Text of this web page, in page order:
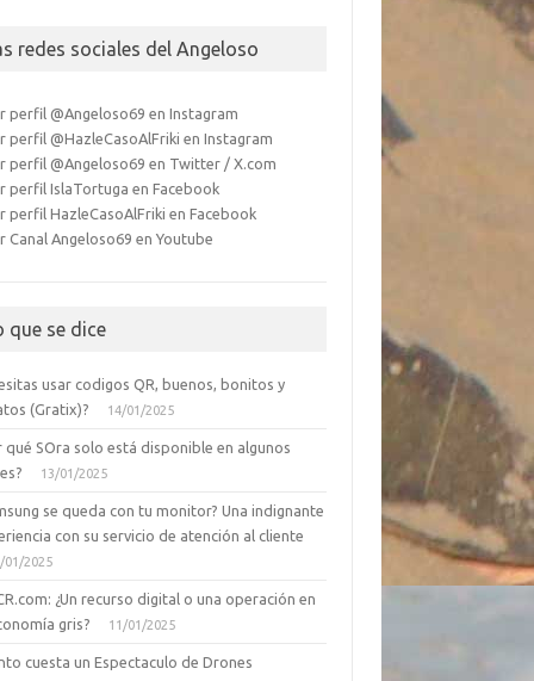
redes sociales del Angeloso
perfil @Angeloso69 en Instagram
perfil @HazleCasoAlFriki en Instagram
perfil @Angeloso69 en Twitter / X.com
perfil IslaTortuga en Facebook
perfil HazleCasoAlFriki en Facebook
Canal Angeloso69 en Youtube
que se dice
usar codigos QR, buenos, bonitos y
(Gratix)?
14/01/2025
qué SOra solo está disponible en algunos
13/01/2025
se queda con tu monitor? Una indignante
con su servicio de atención al cliente
01/2025
¿Un recurso digital o una operación en
gris?
11/01/2025
cuesta un Espectaculo de Drones